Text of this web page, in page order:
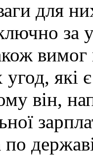
для
вимог
угод, які
він,
по